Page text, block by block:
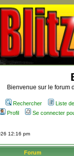
Bienvenue sur le forum
Rechercher
Liste
Profil
Se connecter
12:16 pm
Forum